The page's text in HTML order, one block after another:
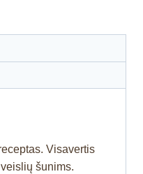
Visavertis
šunims.